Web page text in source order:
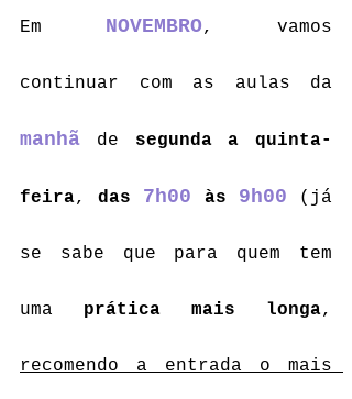
Em NOVEMBRO, vamos
manhã de segunda a quinta-
feira, das 7h00 às 9h00 (já
se sabe que para quem tem
uma prática mais longa
recomendo a entrada o mais